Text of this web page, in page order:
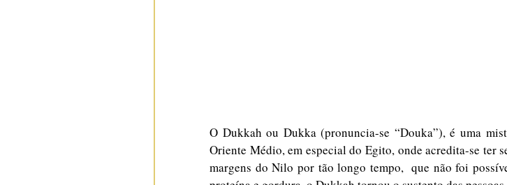
O Dukkah ou Dukka (pronuncia-se “Douka”), é uma
Oriente Médio, em especial do Egito, onde acredita-se ter
margens do Nilo por tão longo tempo,  que não foi